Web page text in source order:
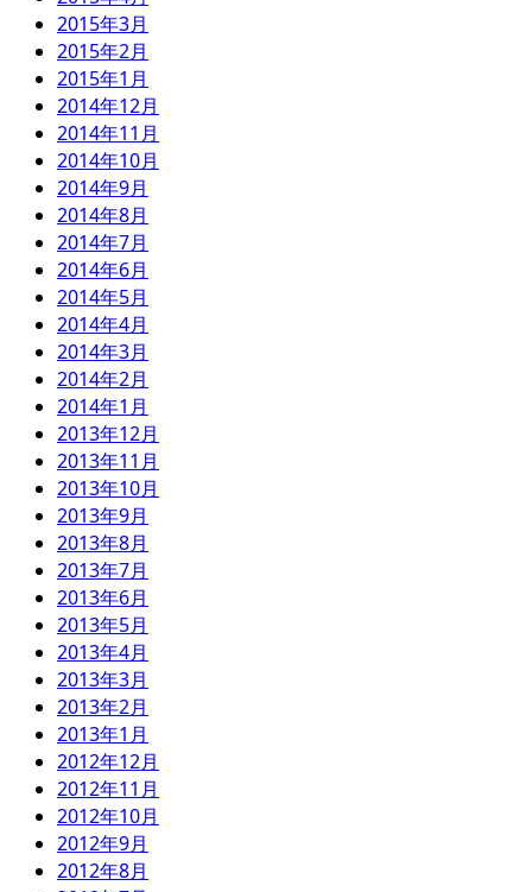
2015年3月
2015年2月
2015年1月
2014年12月
2014年11月
2014年10月
2014年9月
2014年8月
2014年7月
2014年6月
2014年5月
2014年4月
2014年3月
2014年2月
2014年1月
2013年12月
2013年11月
2013年10月
2013年9月
2013年8月
2013年7月
2013年6月
2013年5月
2013年4月
2013年3月
2013年2月
2013年1月
2012年12月
2012年11月
2012年10月
2012年9月
2012年8月